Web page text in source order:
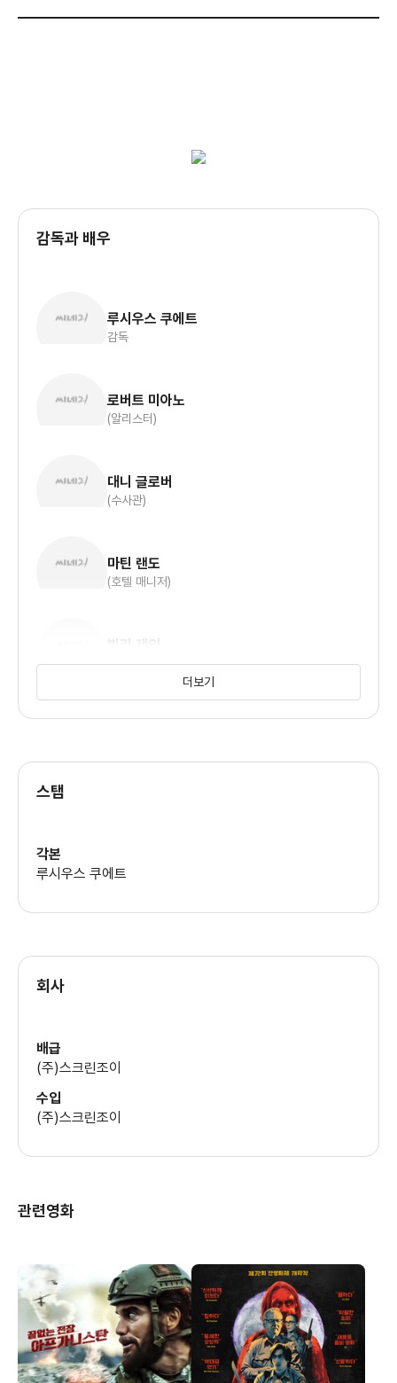
감독과 배우
루시우스 쿠에트
감독
로버트 미아노
(알리스터)
대니 글로버
(수사관)
마틴 랜도
(호텔 매니저)
빌리 제인
(프로듀서)
더보기
스탭
각본
루시우스 쿠에트
회사
배급
(주)스크린조이
수입
(주)스크린조이
관련영화